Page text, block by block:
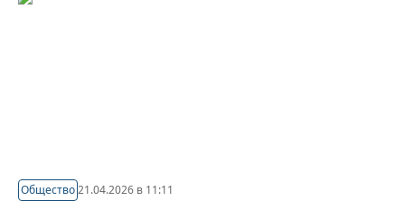
Общество21.04.2026 в 11:11